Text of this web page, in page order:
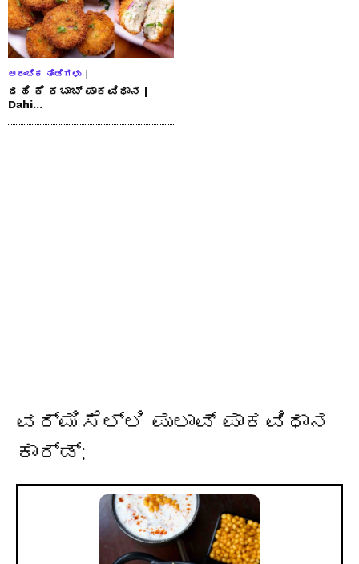
ಆರಂಭಿಕ ತಿಂಡಿಗಳು
ದಹಿ ಕೆ ಕಬಾಬ್ ಪಾಕವಿಧಾನ |
Dahi...
ವರ್ಮಿಸೆಲ್ಲಿ ಪುಲಾವ್ ಪಾಕವಿಧಾನ
ಕಾರ್ಡ್: